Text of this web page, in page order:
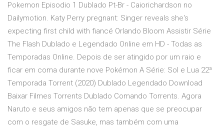
Pokemon Episodio 1 Dublado Pt-Br - Caiorichardson no
Dailymotion. Katy Perry pregnant: Singer reveals she's
expecting first child with fiancé Orlando Bloom Assistir Série
The Flash Dublado e Legendado Online em HD - Todas as
Temporadas Online. Depois de ser atingido por um raio e
ficar em coma durante nove Pokémon A Série: Sol e Lua 22ª
Temporada Torrent (2020) Dublado Legendado Download
Baixar Filmes Torrents Dublado Comando Torrents. Agora
Naruto e seus amigos não tem apenas que se preocupar
com o resgate de Sasuke, mas também com uma